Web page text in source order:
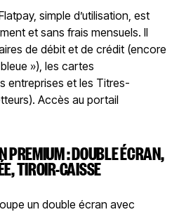
simple d’utilisation, est
et sans frais mensuels. Il
de débit et de crédit (encore
»), les cartes
entreprises et les Titres-
Accès au portail
PREMIUM : DOUBLE ÉCRAN,
TIROIR-CAISSE
un double écran avec